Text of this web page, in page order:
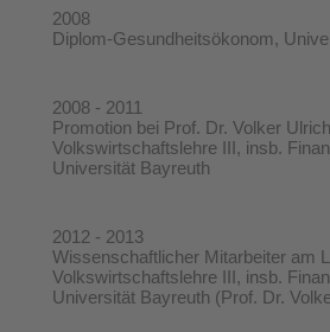
2008
Diplom-Gesundheitsökonom,
2008 - 2011
Promotion bei Prof. Dr. Volker
Volkswirtschaftslehre III, insb.
Universität Bayreuth
2012 - 2013
Wissenschaftlicher Mitarbeiter am
Volkswirtschaftslehre III, insb.
Universität Bayreuth (Prof. Dr.